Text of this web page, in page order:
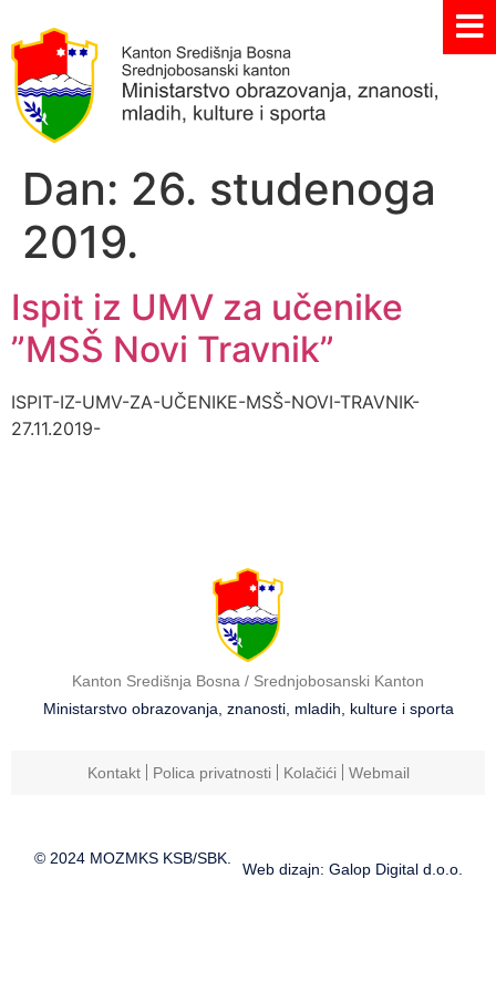
Dan: 26. studenoga
2019.
Ispit iz UMV za učenike
”MSŠ Novi Travnik”
ISPIT-IZ-UMV-ZA-UČENIKE-MSŠ-NOVI-TRAVNIK-
27.11.2019-
Kanton Središnja Bosna / Srednjobosanski Kanton
Ministarstvo obrazovanja, znanosti, mladih, kulture i sporta
Kontakt Polica privatnosti Kolačići Webmail
© 2024 MOZMKS KSB/SBK.
Web dizajn: Galop Digital d.o.o.